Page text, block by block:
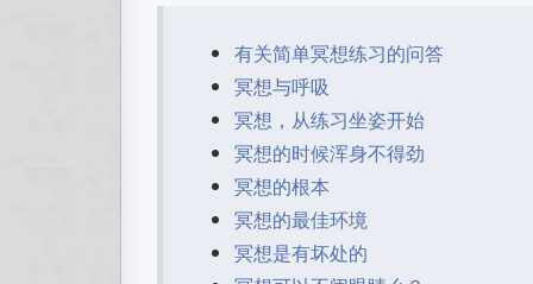
有关简单冥想练习的问答
冥想与呼吸
冥想，从练习坐姿开始
冥想的时候浑身不得劲
冥想的根本
冥想的最佳环境
冥想是有坏处的